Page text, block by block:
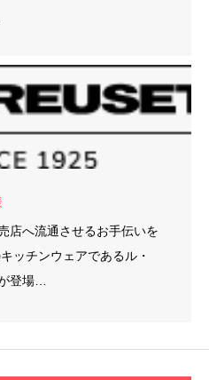
店へ流通させるお手伝いを
登場…